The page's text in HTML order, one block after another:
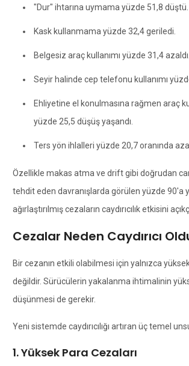
"Dur" ihtarına uymama yüzde 51,8 düştü.
Kask kullanmama yüzde 32,4 geriledi.
Belgesiz araç kullanımı yüzde 31,4 azaldı.
Seyir halinde cep telefonu kullanımı
Ehliyetine el konulmasına rağmen araç
yüzde 25,5 düşüş yaşandı.
Ters yön ihlalleri yüzde 20,7 oranında
Özellikle makas atma ve drift gibi doğrudan
tehdit eden davranışlarda görülen yüzde 90'a
ağırlaştırılmış cezaların caydırıcılık etkisini
Cezalar Neden Caydırıcı
Bir cezanın etkili olabilmesi için yalnızca
değildir. Sürücülerin yakalanma ihtimalinin
düşünmesi de gerekir.
Yeni sistemde caydırıcılığı artıran üç temel
1. Yüksek Para Cezaları